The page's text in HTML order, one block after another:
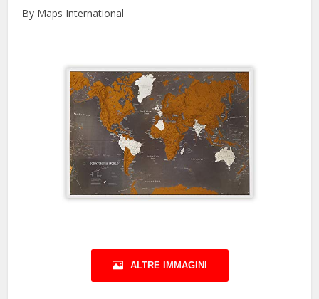
By Maps International
ALTRE IMMAGINI